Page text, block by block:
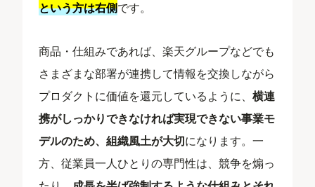
という方は右側です。
商品・仕組みであれば、楽天グループなどでも
さまざまな部署が連携して情報を交換しながら
プロダクトに価値を還元しているように、横連
携がしっかりできなければ実現できない事業モ
デルのため、組織風土が大切になります。一
方、従業員一人ひとりの専門性は、競争を煽っ